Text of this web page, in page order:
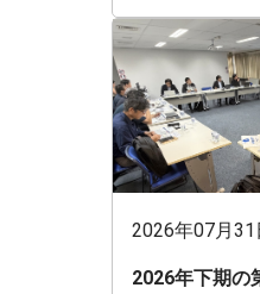
2026年07月31
2026年下期の